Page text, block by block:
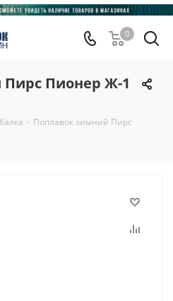
0
Пионер Ж-1
- Поплавок зимний Пирс